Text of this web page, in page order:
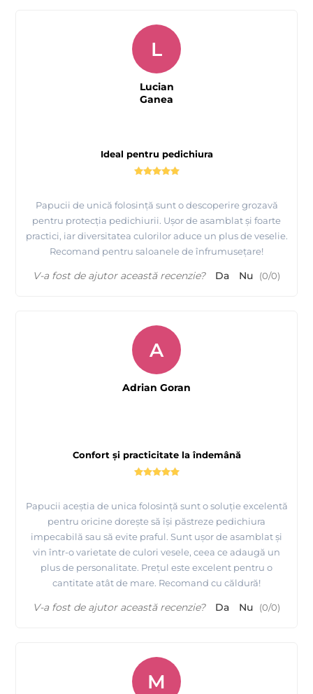
Ideal pentru pedichiura
Papucii de unică folosință sunt o descoperire grozavă
pentru protecția pedichiurii. Ușor de asamblat și foarte
practici, iar diversitatea culorilor aduce un plus de veselie.
Recomand pentru saloanele de înfrumusețare!
L
Lucian
Ganea
V-a fost de ajutor această recenzie? Da Nu (0/0)
Confort și practicitate la îndemână
Papucii aceștia de unica folosință sunt o soluție excelentă
pentru oricine dorește să își păstreze pedichiura
impecabilă sau să evite praful. Sunt ușor de asamblat și
vin într-o varietate de culori vesele, ceea ce adaugă un
plus de personalitate. Prețul este excelent pentru o
cantitate atât de mare. Recomand cu căldură!
A
Adrian Goran
V-a fost de ajutor această recenzie? Da Nu (0/0)
M